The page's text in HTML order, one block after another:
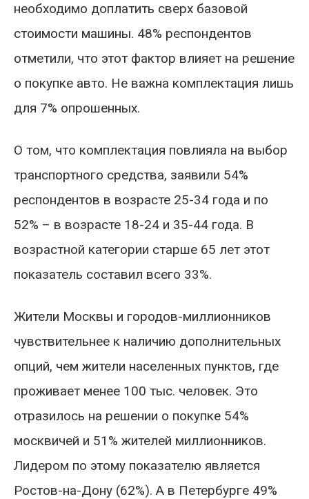
необходимо доплатить сверх базовой
стоимости машины. 48% респондентов
отметили, что этот фактор влияет на решение
о покупке авто. Не важна комплектация лишь
для 7% опрошенных.
О том, что комплектация повлияла на выбор
транспортного средства, заявили 54%
респондентов в возрасте 25-34 года и по
52% – в возрасте 18-24 и 35-44 года. В
возрастной категории старше 65 лет этот
показатель составил всего 33%.
Жители Москвы и городов-миллионников
чувствительнее к наличию дополнительных
опций, чем жители населенных пунктов, где
проживает менее 100 тыс. человек. Это
отразилось на решении о покупке 54%
москвичей и 51% жителей миллионников.
Лидером по этому показателю является
Ростов-на-Дону (62%). А в Петербурге 49%